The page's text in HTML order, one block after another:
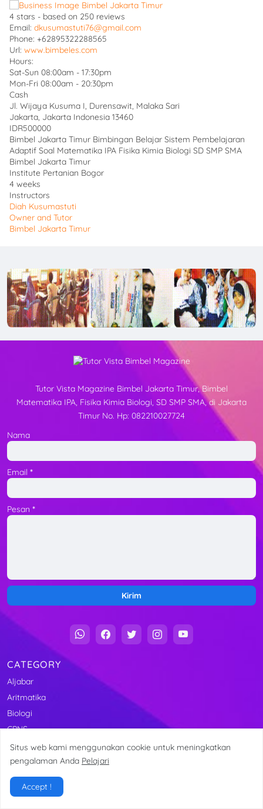
MENDAFTAR KURSUS KOMPUTER VIA WHATSAPP
4 stars - based on 250 reviews
Email: dkusumastuti76@gmail.com
Phone: +62895322288565
Url: www.bimbeles.com
Hours:
Sat-Sun 08:00am - 17:30pm
Mon-Fri 08:00am - 20:30pm
Cash
Jl. Wijaya Kusuma I, Durensawit, Malaka Sari
Jakarta, Jakarta Indonesia 13460
IDR500000
Bimbel Jakarta Timur Bimbingan Belajar Sistem Pembelajaran
Adaptif Soal Matematika IPA Fisika Kimia Biologi SD SMP SMA
Bimbel Jakarta Timur
Institute Pertanian Bogor
4 weeks
Instructors
Diah Kusumastuti
Owner and Tutor
Bimbel Jakarta Timur
Tutor Vista Magazine Bimbel Jakarta Timur, Bimbel
Matematika IPA, Fisika Kimia Biologi, SD SMP SMA, di Jakarta
Timur No. Hp: 082210027724
Nama
Email*
Pesan*
CATEGORY
Aljabar
Aritmatika
Biologi
CPNS
Fisika
Geometri
IT Training
Islami
Situs web kami menggunakan cookie untuk meningkatkan
pengalaman Anda Pelajari
Accept !